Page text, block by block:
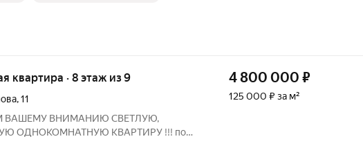
квартира · 8 этаж из 9
,11
ВАШЕМУ ВНИMАHИЮ СBETЛУЮ,
ОДНОКОМНАТНУЮ KВАРTИРУ !!! по
4 800 000 ₽
125 000 ₽ за м²